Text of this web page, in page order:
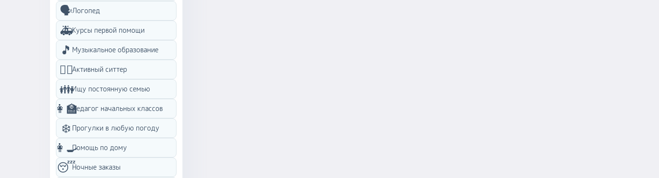
🗣️Логопед
🚑Курсы первой помощи
🎵 Музыкальное образование
🏃‍♀️Активный ситтер
👪Ищу постоянную семью
👩‍🏫Педагог начальных классов
❄️ Прогулки в любую погоду
👩‍🍳Помощь по дому
😴Ночные заказы